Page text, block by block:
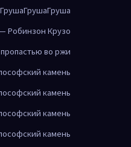
ГрушаГрушаГруша
Робинзон Крузо
во ржи
камень
камень
камень
камень